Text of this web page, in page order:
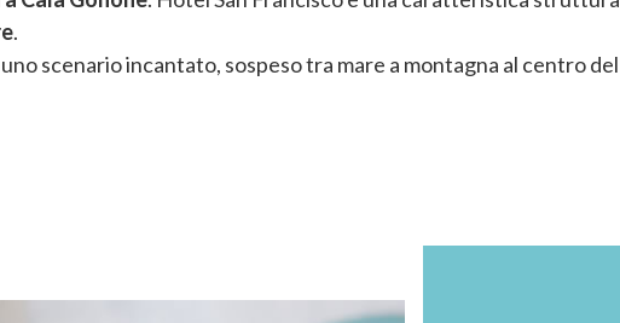
.
scenario incantato, sospeso tra mare a montagna al centro del